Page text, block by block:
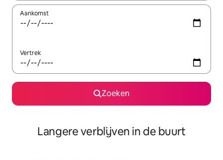
Aankomst
Vertrek
Zoeken
Langere verblijven in de buurt